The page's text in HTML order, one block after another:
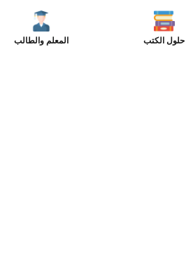
حلول الكتب المعلم والطالب